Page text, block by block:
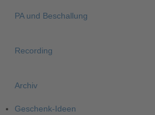
PA und Beschallung
Recording
Archiv
Geschenk-Ideen